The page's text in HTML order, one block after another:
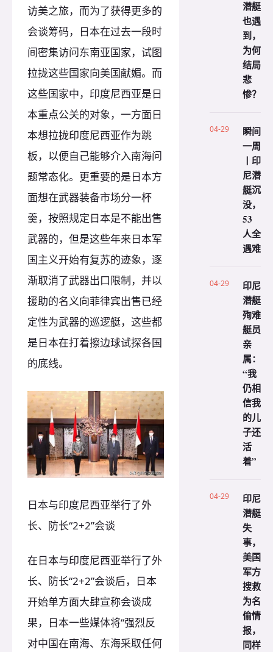
访美之旅，而为了获得更多的
会谈筹码，日本在过去一段时
间密集访问东南亚国家，试图
拉拢这些国家向美国献媚。而
这些国家中，印度尼西亚是日
本重点公关的对象，一方面日
本想拉拢印度尼西亚作为跳
板，以便自己能够介入南海问
题常态化。更重要的是日本方
面想在武器装备市场分一杯
羹，按照规定日本是不能出售
武器的，但是这些年来日本军
国主义开始有复苏的迹象，逐
渐取消了武器出口限制，并以
援助的名义向菲律宾出售已经
定性为武器的巡逻艇，这些都
是日本在打着擦边球试探各国
的底线。
日本与印度尼西亚举行了外
长、防长“2+2”会谈
在日本与印度尼西亚举行了外
长、防长“2+2”会谈后，日本
开始单方面大肆宣称会谈成
果，日本一些媒体将“强烈反
对中国在南海、东海采取任何
潜艇
也遇
到，
为何
结局
悲
惨？
04-29
瞬间
一周
丨印
尼潜
艇沉
没，
53
人全
遇难
04-29
印尼
潜艇
殉难
艇员
亲
属：
“我
仍相
信我
的儿
子还
活
着”
04-29
印尼
潜艇
失
事，
美国
军方
搜救
为名
偷情
报，
同样